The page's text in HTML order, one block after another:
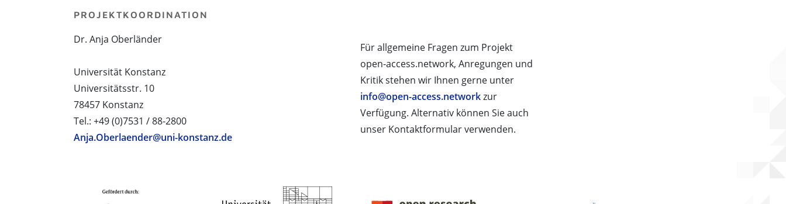
Für allgemeine Fragen zum Projekt
open-access.network, Anregungen und
Kritik stehen wir Ihnen gerne unter
info@open-access.networkzur
Verfügung. Alternativ können Sie auch
unser Kontaktformular verwenden.
PROJEKTKOORDINATION
Dr. Anja Oberländer
Universität Konstanz
Universitätsstr. 10
78457 Konstanz
Tel.: +49 (0)7531 / 88-2800
Anja.Oberlaender@uni-konstanz.de